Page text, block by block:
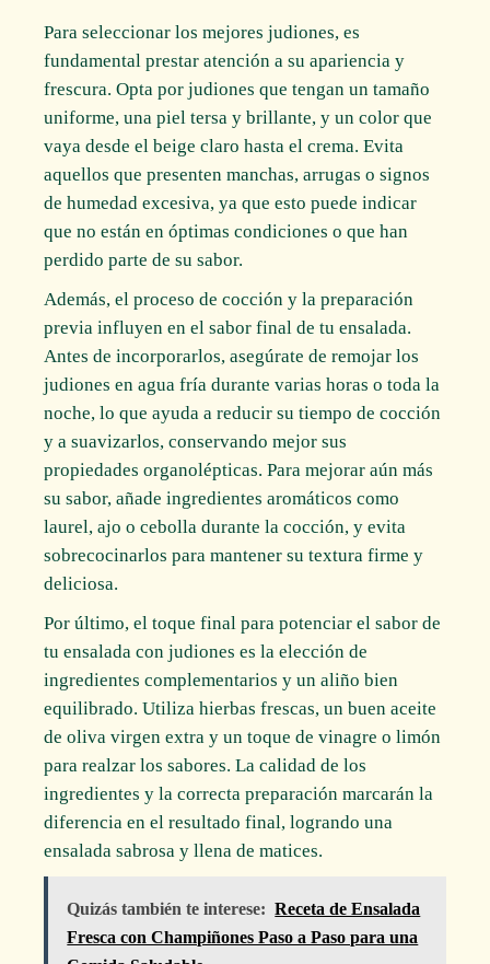
Para seleccionar los mejores judiones, es
fundamental prestar atención a su apariencia y
frescura. Opta por judiones que tengan un tamaño
uniforme, una piel tersa y brillante, y un color que
vaya desde el beige claro hasta el crema. Evita
aquellos que presenten manchas, arrugas o signos
de humedad excesiva, ya que esto puede indicar
que no están en óptimas condiciones o que han
perdido parte de su sabor.
Además, el proceso de cocción y la preparación
previa influyen en el sabor final de tu ensalada.
Antes de incorporarlos, asegúrate de remojar los
judiones en agua fría durante varias horas o toda la
noche, lo que ayuda a reducir su tiempo de cocción
y a suavizarlos, conservando mejor sus
propiedades organolépticas. Para mejorar aún más
su sabor, añade ingredientes aromáticos como
laurel, ajo o cebolla durante la cocción, y evita
sobrecocinarlos para mantener su textura firme y
deliciosa.
Por último, el toque final para potenciar el sabor de
tu ensalada con judiones es la elección de
ingredientes complementarios y un aliño bien
equilibrado. Utiliza hierbas frescas, un buen aceite
de oliva virgen extra y un toque de vinagre o limón
para realzar los sabores. La calidad de los
ingredientes y la correcta preparación marcarán la
diferencia en el resultado final, logrando una
ensalada sabrosa y llena de matices.
Quizás también te interese: Receta de Ensalada
Fresca con Champiñones Paso a Paso para una